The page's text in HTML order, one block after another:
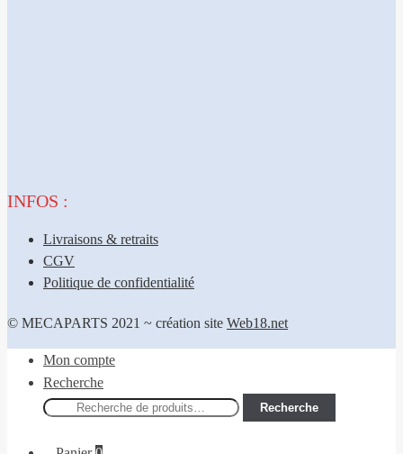
INFOS :
Livraisons & retraits
CGV
Politique de confidentialité
© MECAPARTS 2021 ~ création site Web18.net
Mon compte
Recherche
Recherche
Recherche